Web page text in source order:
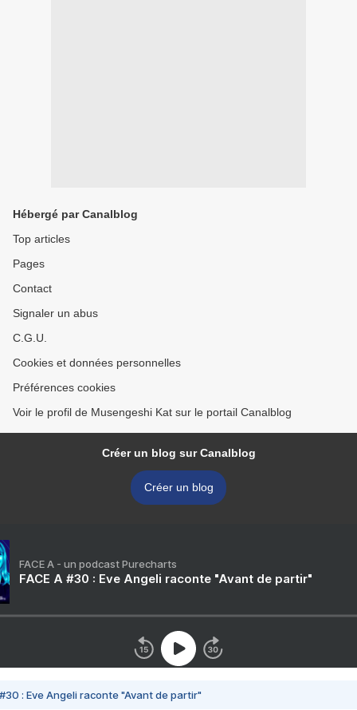
Hébergé par Canalblog
Top articles
Pages
Contact
Signaler un abus
C.G.U.
Cookies et données personnelles
Préférences cookies
Voir le profil de Musengeshi Kat sur le portail Canalblog
Créer un blog sur Canalblog
Créer un blog
FACE A - un podcast Purecharts
FACE A #30 : Eve Angeli raconte "Avant de partir"
#30 : Eve Angeli raconte "Avant de partir"